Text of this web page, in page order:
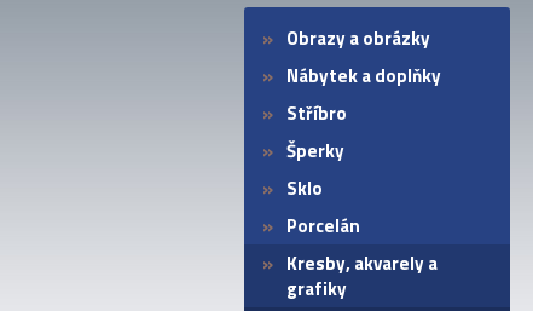
Obrazy a obrázky
Nábytek a doplňky
Stříbro
Šperky
Sklo
Porcelán
Kresby, akvarely a
grafiky